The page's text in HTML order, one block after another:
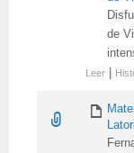
de
Leer